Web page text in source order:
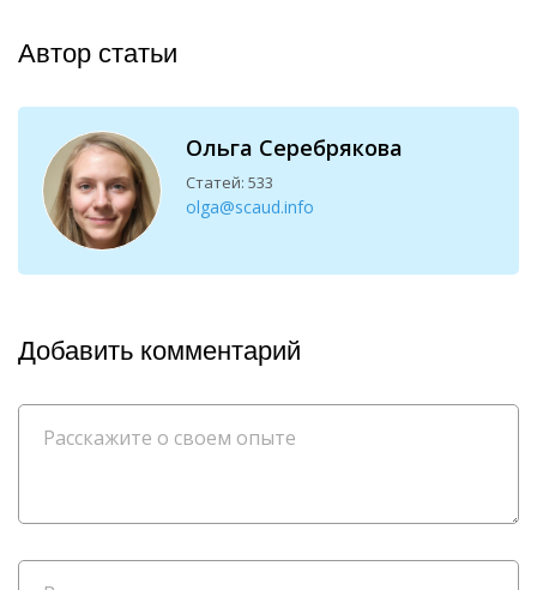
Автор статьи
Ольга Серебрякова
Статей: 533
olga@scaud.info
Добавить комментарий